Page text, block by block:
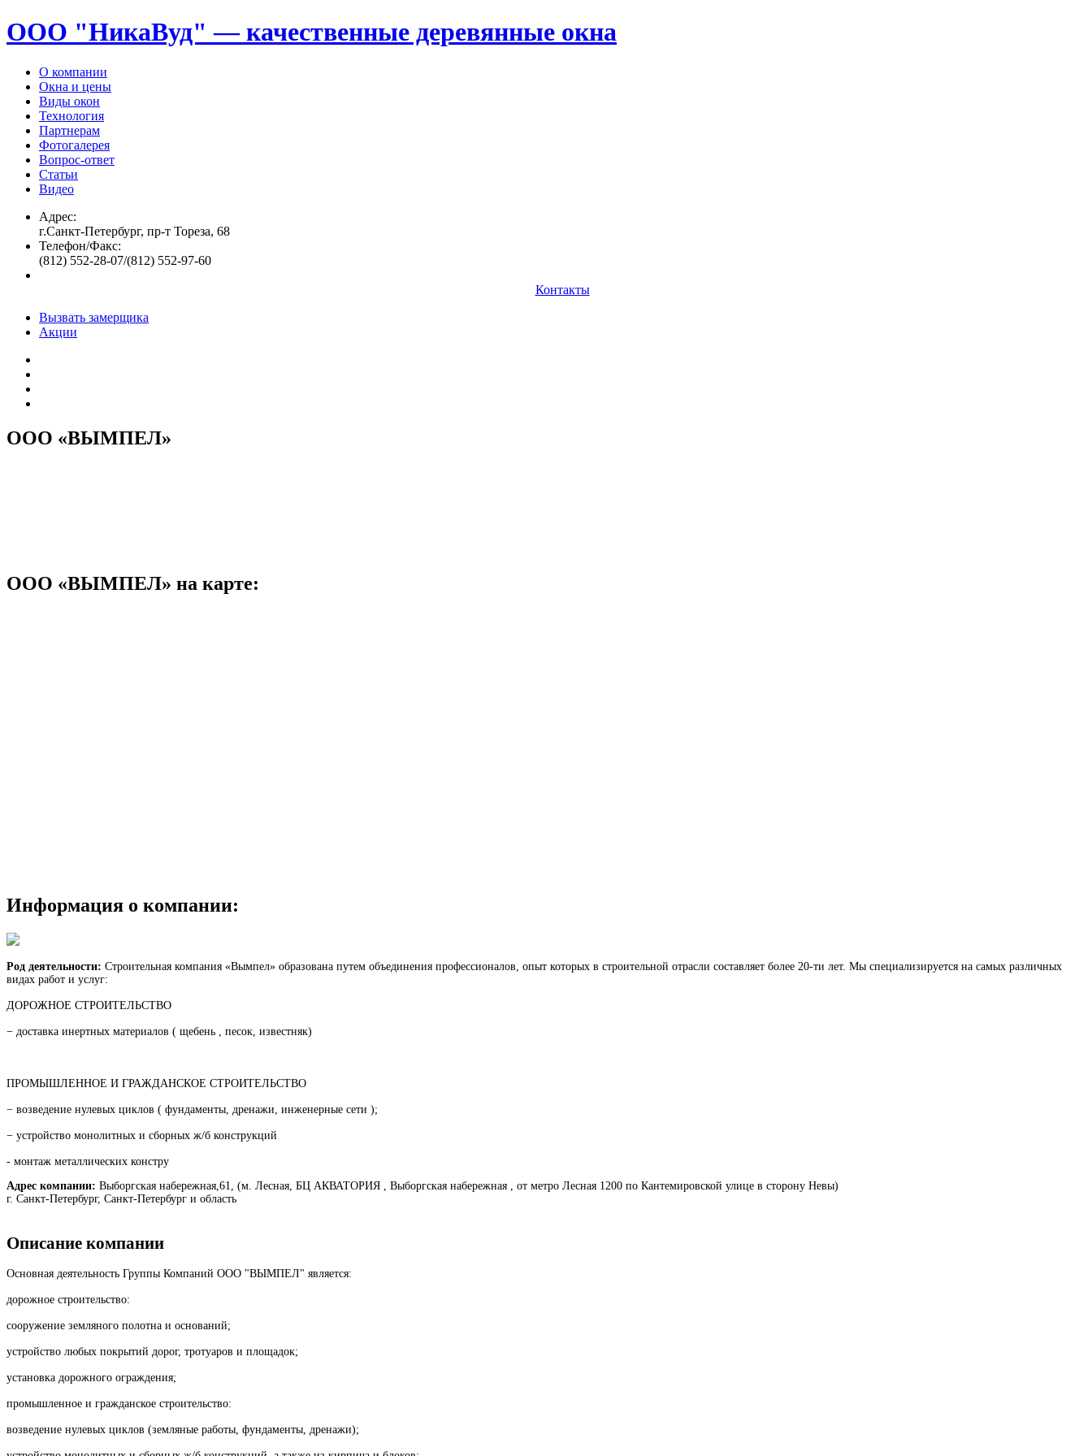
ООО "НикаВуд" — качественные деревянные окна
О компании
Окна и цены
Виды окон
Технология
Партнерам
Фотогалерея
Вопрос-ответ
Статьи
Видео
Адрес:
г.Санкт-Петербург, пр-т Тореза, 68
Телефон/Факс:
(812) 552-28-07/(812) 552-97-60
Контакты
Вызвать замерщика
Акции
ООО «ВЫМПЕЛ»
ООО «ВЫМПЕЛ» на карте:
Информация о компании:
Род деятельности: Строительная компания «Вымпел» образована путем объединения профессионалов, опыт которых в строительной отрасли составляет более 20-ти лет. Мы специализируется на самых различных
видах работ и услуг:
ДОРОЖНОЕ СТРОИТЕЛЬСТВО
− доставка инертных материалов ( щебень , песок, известняк)
ПРОМЫШЛЕННОЕ И ГРАЖДАНСКОЕ СТРОИТЕЛЬСТВО
− возведение нулевых циклов ( фундаменты, дренажи, инженерные сети );
− устройство монолитных и сборных ж/б конструкций
- монтаж металлических констру
Адрес компании: Выборгская набережная,61, (м. Лесная, БЦ АКВАТОРИЯ , Выборгская набережная , от метро Лесная 1200 по Кантемировской улице в сторону Невы)
г. Санкт-Петербург, Санкт-Петербург и область
Описание компании
Основная деятельность Группы Компаний ООО "ВЫМПЕЛ" является:
дорожное строительство:
сооружение земляного полотна и оснований;
устройство любых покрытий дорог, тротуаров и площадок;
установка дорожного ограждения;
промышленное и гражданское строительство:
возведение нулевых циклов (земляные работы, фундаменты, дренажи);